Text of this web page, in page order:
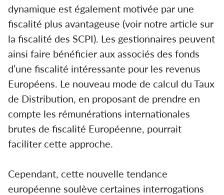
dynamique est également motivée par une
fiscalité plus avantageuse (voir notre article sur
la fiscalité des SCPI). Les gestionnaires peuvent
ainsi faire bénéficier aux associés des fonds
d’une fiscalité intéressante pour les revenus
Européens. Le nouveau mode de calcul du Taux
de Distribution, en proposant de prendre en
compte les rémunérations internationales
brutes de fiscalité Européenne, pourrait
faciliter cette approche.
Cependant, cette nouvelle tendance
européenne soulève certaines interrogations